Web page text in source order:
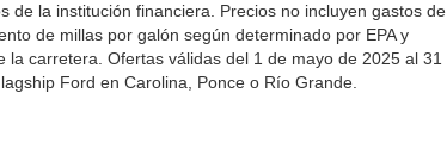
la institución financiera. Precios no incluyen gastos de
de millas por galón según determinado por EPA y
carretera. Ofertas válidas del 1 de mayo de 2025 al 31
Ford en Carolina, Ponce o Río Grande.